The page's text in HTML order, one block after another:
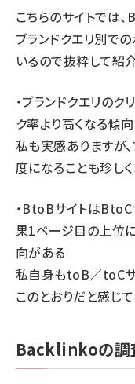
こちらのサイトでは
ブランドクエリ別で
いるので抜粋して紹
・ブランドクエリのク
ク率より高くなる傾
私も実感ありますが
度になることも珍しく
・BtoBサイトは
果1ページ目の上位
向がある
私自身もtoB／toC
このとおりだと感じて
Backlinkoの調